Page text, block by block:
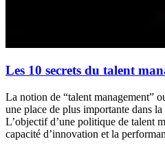
Les 10 secrets du talent
La notion de “talent management”
une place de plus importante dans
L’objectif d’une politique de talent
capacité d’innovation et la